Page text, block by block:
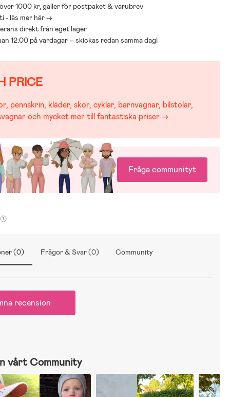
1000 kr, gäller för postpaket & varubrev
- läs mer här ->
direkt från eget lager
12:00 på vardagar – skickas redan samma dag!
PRICE
pennskrin, kläder, skor, cyklar, barnvagnar, bilstolar,
och mycket mer till fantastiska priser →
Fråga communityt
(0) Frågor & Svar (0) Community
recension
vårt Community